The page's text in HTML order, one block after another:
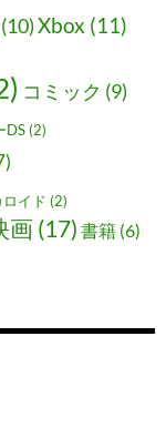
(10)Xbox (11)
コミック (9)
DS (2)
イド (2)
画 (17) 書籍 (6)